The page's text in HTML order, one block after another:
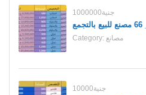
1000000جنية
Category: مصانع
10000جنية